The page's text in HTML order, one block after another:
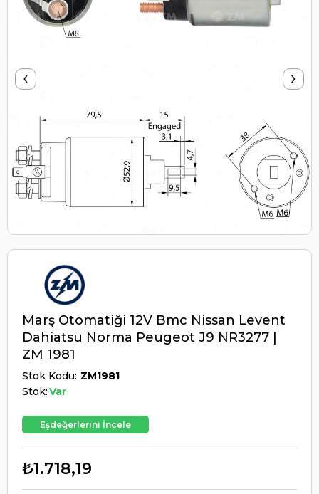
‹ ›
Marş Otomatiği 12V Bmc Nissan Levent
Dahiatsu Norma Peugeot J9 NR3277 |
ZM 1981
Stok Kodu ZM1981
Stok:Var
Eşdeğerlerini İncele
₺1.718,19